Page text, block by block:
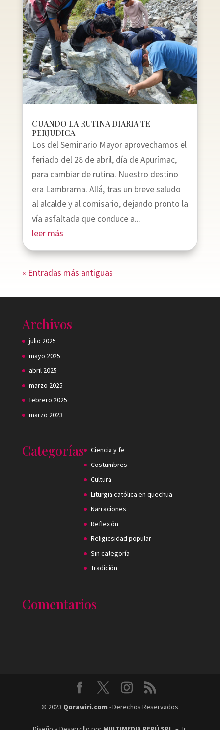
CUANDO LA RUTINA DIARIA TE
PERJUDICA
Los del Seminario Mayor aprovechamos el
feriado del 28 de abril, día de Apurímac,
para cambiar de rutina. Nuestro destino
era Lambrama. Allá, tras un breve saludo
al alcalde y al comisario, dejando pronto la
vía asfaltada que conduce a...
leer más
« Entradas más antiguas
Archivos
julio 2025
mayo 2025
abril 2025
marzo 2025
febrero 2025
marzo 2023
Categorías
Ciencia y fe
Costumbres
Cultura
Liturgia católica en quechua
Narraciones
Reflexión
Religiosidad popular
Sin categoría
Tradición
Comentarios
© 2023 Qorawiri.com - Derechos Reservados